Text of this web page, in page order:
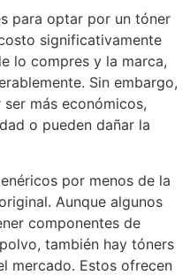
para optar por un tóner
significativamente
lo compres y la marca,
Sin embargo,
más económicos,
o pueden dañar la
por menos de la
Aunque algunos
componentes de
también hay tóners
mercado. Estos ofrecen